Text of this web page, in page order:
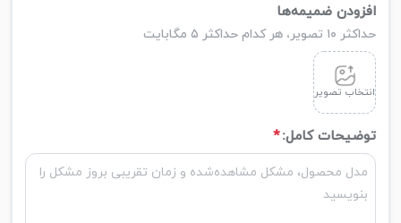
افزودن ضمیمه‌ها
حداکثر ۱۰ تصویر، هر کدام حداکثر ۵ مگابایت
انتخاب تصویر
توضیحات کامل:*